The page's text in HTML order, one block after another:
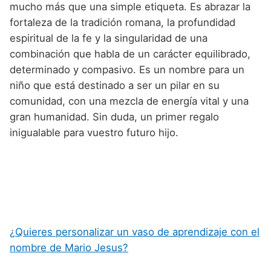
mucho más que una simple etiqueta. Es abrazar la
fortaleza de la tradición romana, la profundidad
espiritual de la fe y la singularidad de una
combinación que habla de un carácter equilibrado,
determinado y compasivo. Es un nombre para un
niño que está destinado a ser un pilar en su
comunidad, con una mezcla de energía vital y una
gran humanidad. Sin duda, un primer regalo
inigualable para vuestro futuro hijo.
¿Quieres personalizar un vaso de aprendizaje con el
nombre de Mario Jesus?